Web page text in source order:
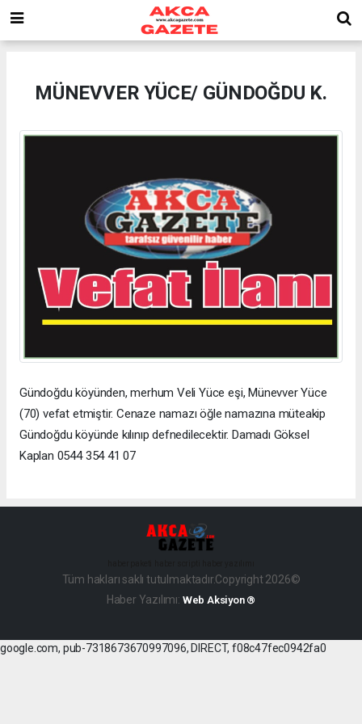
MÜNEVVER YÜCE/ GÜNDOĞDU K.
Gündoğdu köyünden, merhum Veli Yüce eşi, Münevver Yüce
(70) vefat etmiştir. Cenaze namazı öğle namazına müteakip
Gündoğdu köyünde kılınıp defnedilecektir. Damadı Göksel
Kaplan 0544 354 41 07
Tüm hakları saklı tutulmaktadır.Copyright 2026©
Haber Yazılımı: Web Aksiyon ®
google.com, pub-7318673670997096, DIRECT, f08c47fec0942fa0